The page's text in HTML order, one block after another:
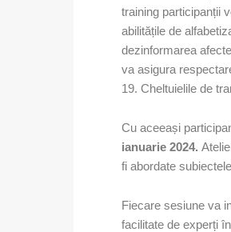
training participanții
abilitățile de
dezinformarea
va asigura
19. Cheltuielile de
Cu aceeași
ianuarie 2024.
fi abordate
Fiecare sesiune va
facilitate de experți